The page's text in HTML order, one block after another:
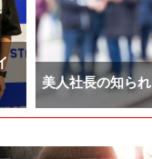
美人社長の知ら